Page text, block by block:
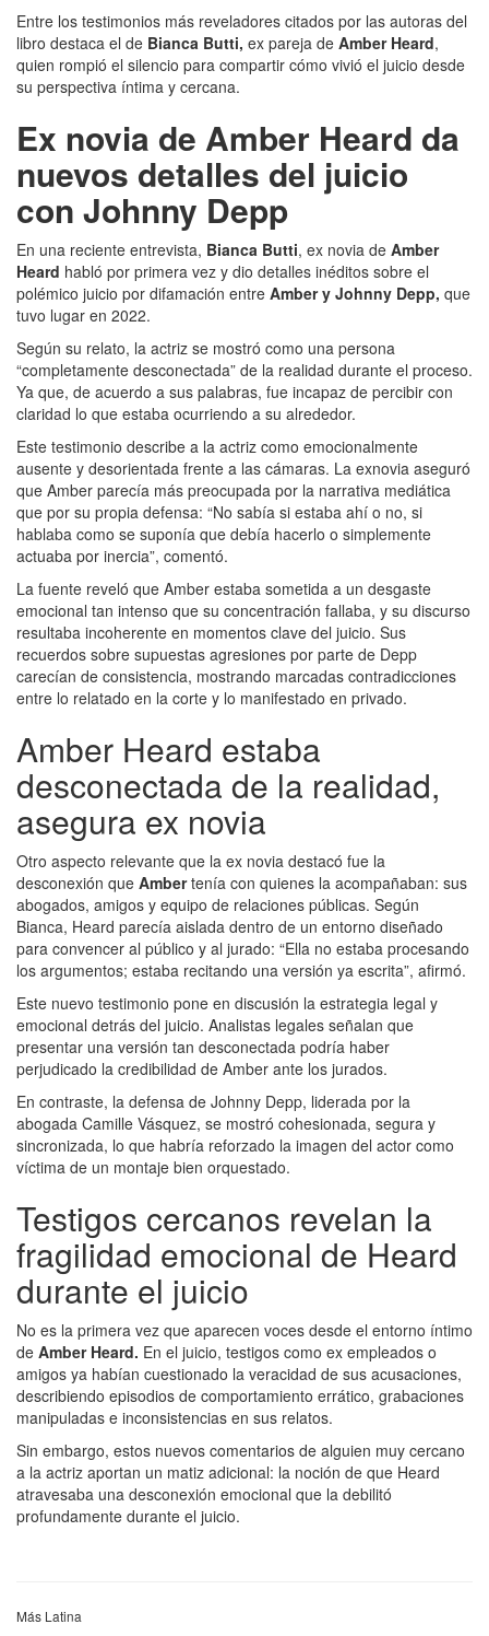
Entre los testimonios más reveladores citados por las autoras del
libro destaca el de Bianca Butti, ex pareja de Amber Heard,
quien rompió el silencio para compartir cómo vivió el juicio desde
su perspectiva íntima y cercana.
Ex novia de Amber Heard da
nuevos detalles del juicio
con Johnny Depp
En una reciente entrevista, Bianca Butti, ex novia de Amber
Heard habló por primera vez y dio detalles inéditos sobre el
polémico juicio por difamación entre Amber y Johnny Depp, que
tuvo lugar en 2022.
Según su relato, la actriz se mostró como una persona
“completamente desconectada” de la realidad durante el proceso.
Ya que, de acuerdo a sus palabras, fue incapaz de percibir con
claridad lo que estaba ocurriendo a su alrededor.
Este testimonio describe a la actriz como emocionalmente
ausente y desorientada frente a las cámaras. La exnovia aseguró
que Amber parecía más preocupada por la narrativa mediática
que por su propia defensa: “No sabía si estaba ahí o no, si
hablaba como se suponía que debía hacerlo o simplemente
actuaba por inercia”, comentó.
La fuente reveló que Amber estaba sometida a un desgaste
emocional tan intenso que su concentración fallaba, y su discurso
resultaba incoherente en momentos clave del juicio. Sus
recuerdos sobre supuestas agresiones por parte de Depp
carecían de consistencia, mostrando marcadas contradicciones
entre lo relatado en la corte y lo manifestado en privado.
Amber Heard estaba
desconectada de la realidad,
asegura ex novia
Otro aspecto relevante que la ex novia destacó fue la
desconexión que Ambertenía con quienes la acompañaban: sus
abogados, amigos y equipo de relaciones públicas. Según
Bianca, Heard parecía aislada dentro de un entorno diseñado
para convencer al público y al jurado: “Ella no estaba procesando
los argumentos; estaba recitando una versión ya escrita”, afirmó.
Este nuevo testimonio pone en discusión la estrategia legal y
emocional detrás del juicio. Analistas legales señalan que
presentar una versión tan desconectada podría haber
perjudicado la credibilidad de Amber ante los jurados.
En contraste, la defensa de Johnny Depp, liderada por la
abogada Camille Vásquez, se mostró cohesionada, segura y
sincronizada, lo que habría reforzado la imagen del actor como
víctima de un montaje bien orquestado.
Testigos cercanos revelan la
fragilidad emocional de Heard
durante el juicio
No es la primera vez que aparecen voces desde el entorno íntimo
de Amber Heard. En el juicio, testigos como ex empleados o
amigos ya habían cuestionado la veracidad de sus acusaciones,
describiendo episodios de comportamiento errático, grabaciones
manipuladas e inconsistencias en sus relatos.
Sin embargo, estos nuevos comentarios de alguien muy cercano
a la actriz aportan un matiz adicional: la noción de que Heard
atravesaba una desconexión emocional que la debilitó
profundamente durante el juicio.
Más Latina